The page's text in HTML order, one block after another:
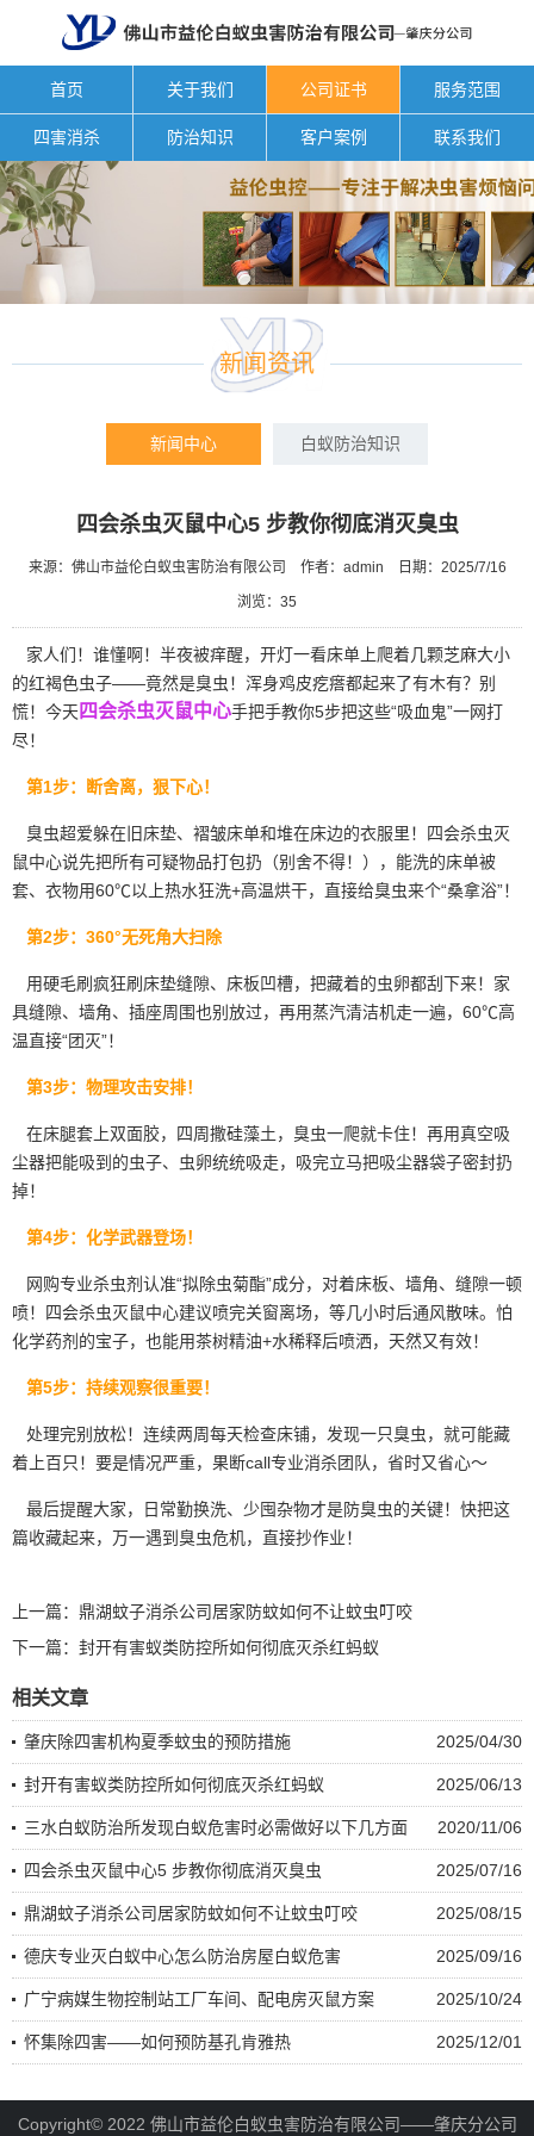
首页 关于我们 公司证书 服务范围
四害消杀 防治知识 客户案例 联系我们
新闻资讯
新闻中心 白蚁防治知识
四会杀虫灭鼠中心5 步教你彻底消灭臭虫
来源：佛山市益伦白蚁虫害防治有限公司 作者：admin 日期：2025/7/16
浏览： 35
家人们！谁懂啊！半夜被痒醒，开灯一看床单上爬着几颗芝麻大小
的红褐色虫子——竟然是臭虫！浑身鸡皮疙瘩都起来了有木有？别
慌！今天四会杀虫灭鼠中心手把手教你5步把这些“吸血鬼”一网打
尽！
第1步：断舍离，狠下心！
臭虫超爱躲在旧床垫、 褶皱床单和堆在床边的衣服里！四会杀虫灭
鼠中心说先把所有可疑物品打包扔（别舍不得！），能洗的床单被
套、衣物用60℃以上热水狂洗+高温烘干，直接给臭虫来个“桑拿浴”！
第2步：360°无死角大扫除
用硬毛刷疯狂刷床垫缝隙、床板凹槽，把藏着的虫卵都刮下来！家
具缝隙、墙角、插座周围也别放过，再用蒸汽清洁机走一遍，60℃高
温直接“团灭”！
第3步：物理攻击安排！
在床腿套上双面胶，四周撒硅藻土，臭虫一爬就卡住！再用真空吸
尘器把能吸到的虫子、虫卵统统吸走，吸完立马把吸尘器袋子密封扔
掉！
第4步：化学武器登场！
网购专业杀虫剂认准“拟除虫菊酯”成分，对着床板、墙角、缝隙一顿
喷！四会杀虫灭鼠中心建议喷完关窗离场，等几小时后通风散味。怕
化学药剂的宝子，也能用茶树精油+水稀释后喷洒，天然又有效！
第5步：持续观察很重要！
处理完别放松！连续两周每天检查床铺，发现一只臭虫，就可能藏
着上百只！要是情况严重，果断call专业消杀团队，省时又省心～
最后提醒大家，日常勤换洗、少囤杂物才是防臭虫的关键！快把这
篇收藏起来，万一遇到臭虫危机，直接抄作业！
上一篇： 鼎湖蚊子消杀公司居家防蚊如何不让蚊虫叮咬
下一篇： 封开有害蚁类防控所如何彻底灭杀红蚂蚁
相关文章
2025/04/30
肇庆除四害机构夏季蚊虫的预防措施
2025/06/13
封开有害蚁类防控所如何彻底灭杀红蚂蚁
2020/11/06
三水白蚁防治所发现白蚁危害时必需做好以下几方面
2025/07/16
四会杀虫灭鼠中心5 步教你彻底消灭臭虫
2025/08/15
鼎湖蚊子消杀公司居家防蚊如何不让蚊虫叮咬
2025/09/16
德庆专业灭白蚁中心怎么防治房屋白蚁危害
2025/10/24
广宁病媒生物控制站工厂车间、配电房灭鼠方案
2025/12/01
怀集除四害——如何预防基孔肯雅热
Copyright© 2022 佛山市益伦白蚁虫害防治有限公司——肇庆分公司